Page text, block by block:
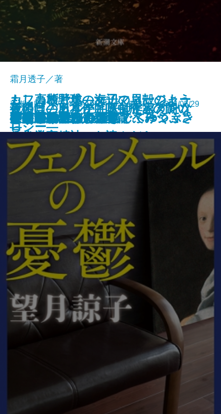
夜が明ける
もし高校野球の女子マネージャー
がドラッカーの『イノベーション
と企業家精神』を読んだら
ひとりでカラカサさしてゆく
ガイズ＆ドールズ
ぼくの哲学
カフカ断片集―海辺の貝殻のよう
にうつろで、ひと足でふみつぶさ
れそうだ―
天狗屋敷の殺人
夜明けのカルテ―医師作家アンソ
ロジー―
最後に「ありがとう」と言えたな
ら
祈願成就
霜月透子／著
新潮文庫 978-4-10-105341-7 693円 2024/05/29
フェルメールの憂鬱
神の悪手
こころの散歩
ここに物語が
身代りの女
ブラームスはお好き
決定版カフカ短編集
イデアの再臨
公孫龍 巻二 赤龍篇
死の貝―日本住血吸虫症との闘い
―